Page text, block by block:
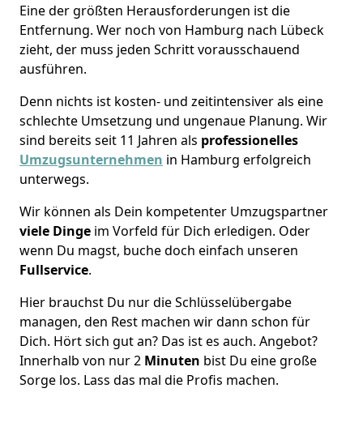
Eine der größten Herausforderungen ist die
Entfernung. Wer noch von Hamburg nach Lübeck
zieht, der muss jeden Schritt vorausschauend
ausführen.
Denn nichts ist kosten- und zeitintensiver als eine
schlechte Umsetzung und ungenaue Planung. Wir
sind bereits seit 11 Jahren als professionelles
Umzugsunternehmen in Hamburg erfolgreich
unterwegs.
Wir können als Dein kompetenter Umzugspartner
viele Dinge im Vorfeld für Dich erledigen. Oder
wenn Du magst, buche doch einfach unseren
Fullservice.
Hier brauchst Du nur die Schlüsselübergabe
managen, den Rest machen wir dann schon für
Dich. Hört sich gut an? Das ist es auch. Angebot?
Innerhalb von nur 2 Minuten bist Du eine große
Sorge los. Lass das mal die Profis machen.